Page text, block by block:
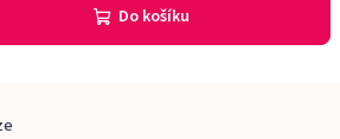
Do košíku